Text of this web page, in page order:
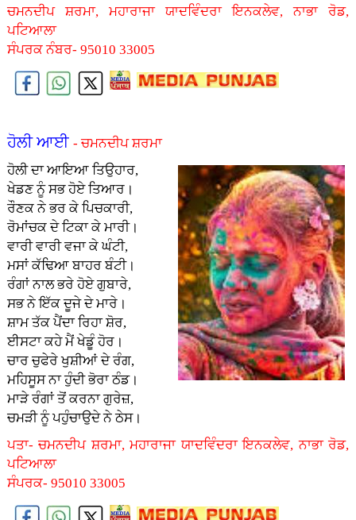
ਚਮਨਦੀਪ ਸ਼ਰਮਾ, ਮਹਾਰਾਜਾ ਯਾਦਵਿੰਦਰਾ ਇਨਕਲੇਵ, ਨਾਭਾ ਰੋਡ,
ਪਟਿਆਲਾ
ਸੰਪਰਕ ਨੰਬਰ- 95010 33005
ਹੋਲੀ ਆਈ - ਚਮਨਦੀਪ ਸ਼ਰਮਾ
ਹੋਲੀ ਦਾ ਆਇਆ ਤਿਉਹਾਰ,
ਖੇਡਣ ਨੂੰ ਸਭ ਹੋਏ ਤਿਆਰ।
ਰੌਣਕ ਨੇ ਭਰ ਕੇ ਪਿਚਕਾਰੀ,
ਰੋਮਾਂਚਕ ਦੇ ਟਿਕਾ ਕੇ ਮਾਰੀ।
ਵਾਰੀ ਵਾਰੀ ਵਜਾ ਕੇ ਘੰਟੀ,
ਮਸਾਂ ਕੱਢਿਆ ਬਾਹਰ ਬੰਟੀ।
ਰੰਗਾਂ ਨਾਲ ਭਰੇ ਹੋਏ ਗੁਬਾਰੇ,
ਸਭ ਨੇ ਇੱਕ ਦੂਜੇ ਦੇ ਮਾਰੇ।
ਸ਼ਾਮ ਤੱਕ ਪੈਂਦਾ ਰਿਹਾ ਸ਼ੋਰ,
ਈਸਟਾ ਕਹੇ ਮੈਂ ਖੇਡੂੰ ਹੋਰ।
ਚਾਰ ਚੁਫੇਰੇ ਖੁਸ਼ੀਆਂ ਦੇ ਰੰਗ,
ਮਹਿਸੂਸ ਨਾ ਹੁੰਦੀ ਭੋਰਾ ਠੰਡ।
ਮਾੜੇ ਰੰਗਾਂ ਤੋਂ ਕਰਨਾ ਗੁਰੇਜ਼,
ਚਮੜੀ ਨੂੰ ਪਹੁੰਚਾਉਦੇ ਨੇ ਠੇਸ।
ਪਤਾ- ਚਮਨਦੀਪ ਸ਼ਰਮਾ, ਮਹਾਰਾਜਾ ਯਾਦਵਿੰਦਰਾ ਇਨਕਲੇਵ, ਨਾਭਾ ਰੋਡ,
ਪਟਿਆਲਾ
ਸੰਪਰਕ- 95010 33005